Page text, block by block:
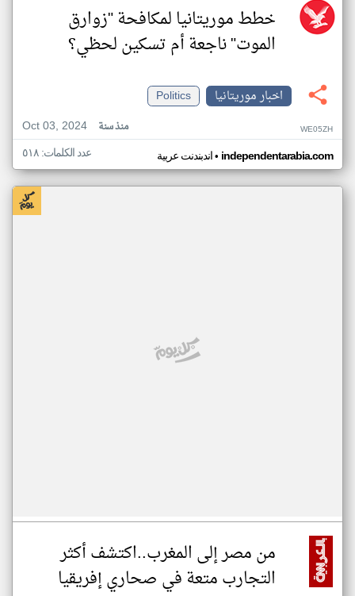
خطط موريتانيا لمكافحة "زوارق
الموت" ناجعة أم تسكين لحظي؟
اخبار موريتانيا
Politics
Oct 03, 2024
منذ سنة WE05ZH
اندبندنت عربية• independentarabia.com عدد الكلمات: ٥١٨
من مصر إلى المغرب..اكتشف أكثر
التجارب متعة في صحاري إفريقيا